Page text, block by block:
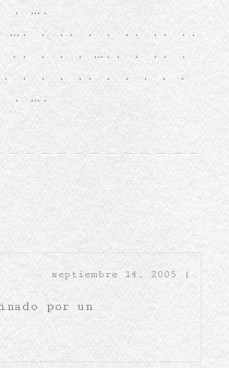
. ….
. .. . . .. .. ..
.. . . . ….. . .. .
. . . . .. . . . . .
. ….
septiembre 14, 2005 |
por un